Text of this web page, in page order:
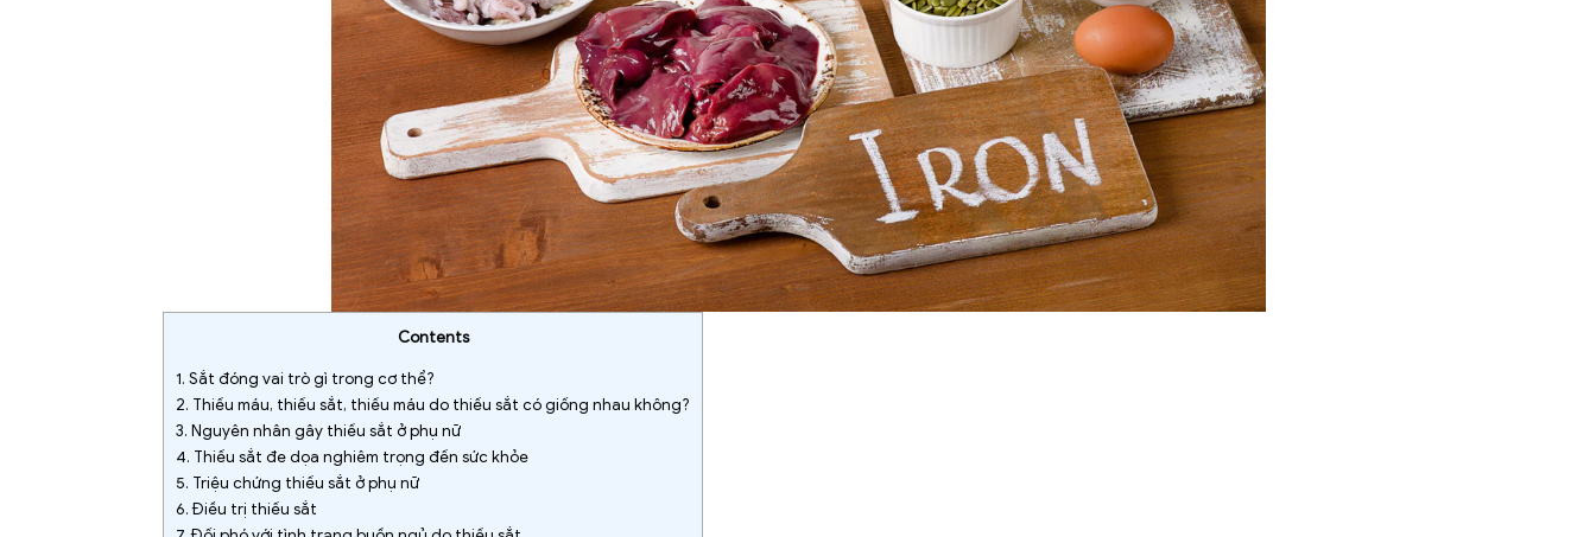
Contents
1. Sắt đóng vai trò gì trong cơ thể?
2. Thiếu máu, thiếu sắt, thiếu máu do thiếu sắt có giống nhau không?
3. Nguyên nhân gây thiếu sắt ở phụ nữ
4. Thiếu sắt đe dọa nghiêm trọng đến sức khỏe
5. Triệu chứng thiếu sắt ở phụ nữ
6.Điều trị thiếu sắt